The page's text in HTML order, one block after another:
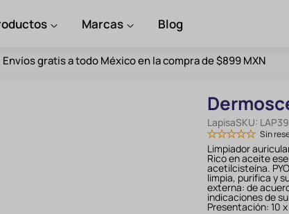
Marcas Blog
Envíos gratis a todo México en la compra de $899 MXN
LapisaSKU:
Sin
Limpiador
Rico en aceite
acetilcisteína.
limpia, purifica y
externa: de
indicaciones de
Presentación: 10